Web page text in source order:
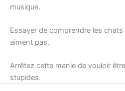
musique.
Essayer de comprendre les
aiment pas.
Arrêtez cette manie de vouloir
stupides.